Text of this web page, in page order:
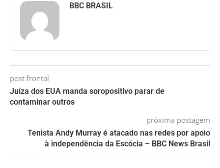
BBC BRASIL
post frontal
Juíza dos EUA manda soropositivo parar de
contaminar outros
próxima postagem
Tenista Andy Murray é atacado nas redes por apoio
à independência da Escócia – BBC News Brasil